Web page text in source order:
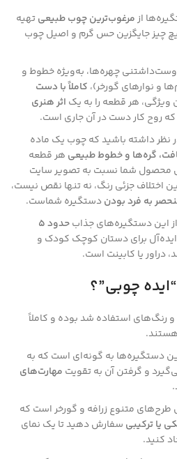
ازمرغوب‌ترین چوب طبیعیتهیه
چیز جایگزین حس گرم و اصیل چوب
چهره‌ها، به‌ویژه خطوط و
و نوارهای گورخر)، کاملاً با دست
هر قطعه را به یک اثر هنری
روح کار دست در آن جاری است.
نظر داشته باشید که چوب یک ماده
گره‌ها و خطوط طبیعی هر قطعه
محصول شما نسبت به تصویر سایت
اختلاف جزئی رنگ، نه تنها نقص نیست،
به فرد بودندستگیره شماست.
این دستگیره‌های جذاب
حدود 5
ایده‌آل برای دستان کوچک کودک و
یا کابینت است.
چوبی”؟
و رنگ‌های استفاده شد بوده و کاملاً
دستگیره‌ها به گونه‌ای است که به
و گرفتن آن به تقویت مهارت‌های
متنوع زرافه و گورخر است که
یا ترکیبی سفارش دهید تا یک نمای
کنید.